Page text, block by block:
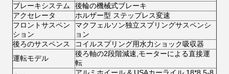
ブレーキシステム
後輪の機械式ブレーキ
アクセレータ
ホルザー型 ステップレス変速
フロントサスペン
ション
マクフェルソン独立スプリングサスペンシ
ョン
後ろのサスペンス
コイルスプリング用水力ショック吸収器
運転モデル
後ろ軸の2段階減速,モーターによる直接運
転